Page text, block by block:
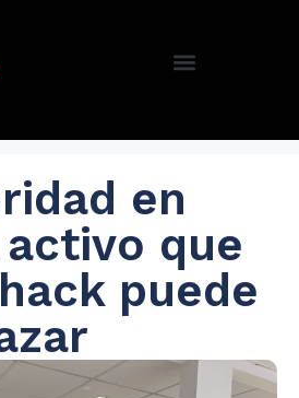
en
activo que
puede